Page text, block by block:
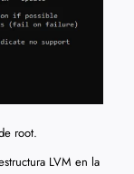
root.
LVM en la